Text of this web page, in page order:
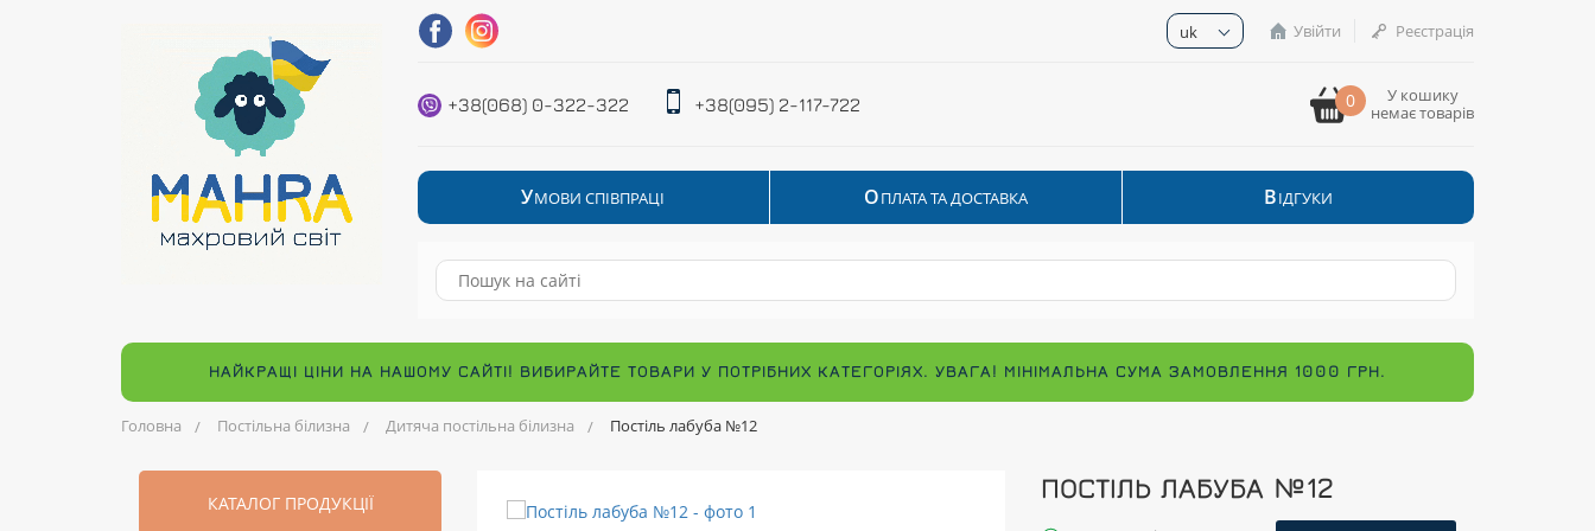
uk Увійти Реєстрація
+38(068) 0-322-322 +38(095) 2-117-722 0
У кошику
немає товарів
УМОВИ СПІВПРАЦІ ОПЛАТА ТА ДОСТАВКА ВІДГУКИ
НАЙКРАЩІ ЦІНИ НА НАШОМУ САЙТІ! ВИБИРАЙТЕ ТОВАРИ У ПОТРІБНИХ КАТЕГОРІЯХ. УВАГА! МІНІМАЛЬНА СУМА ЗАМОВЛЕННЯ 1000 ГРН.
Головна Постільна білизна Дитяча постільна білизна Постіль лабуба №12
КАТАЛОГ ПРОДУКЦІЇ ПОСТІЛЬ ЛАБУБА №12